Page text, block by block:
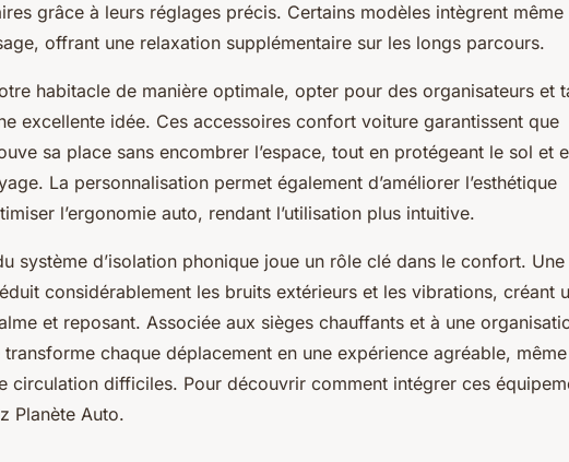
grâce à leurs réglages précis. Certains modèles intègrent même
offrant une relaxation supplémentaire sur les longs parcours.
habitacle de manière optimale, opter pour des organisateurs et
excellente idée. Ces accessoires confort voiture garantissent que
sa place sans encombrer l’espace, tout en protégeant le sol et
La personnalisation permet également d’améliorer l’esthétique
l’ergonomie auto, rendant l’utilisation plus intuitive.
système d’isolation phonique joue un rôle clé dans le confort. Une
considérablement les bruits extérieurs et les vibrations, créant
et reposant. Associée aux sièges chauffants et à une
transforme chaque déplacement en une expérience agréable,
circulation difficiles. Pour découvrir comment intégrer ces
Planète Auto.